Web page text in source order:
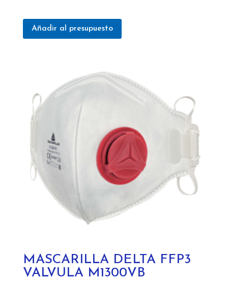
Añadir al presupuesto
MASCARILLA DELTA FFP3
VALVULA M1300VB